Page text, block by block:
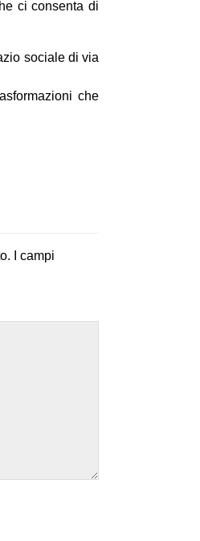
ci consenta di
sociale di via
che
I campi